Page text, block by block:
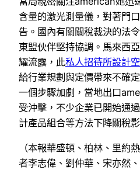
含量的激光測量儀，對著門
告。國內有關關稅裁決的法
東盟伙伴堅持協調。馬來西
耀流露，此私人招待所設計
給行業規劃與定價帶來不確
一個步驟加劇，當地出口
受沖擊，不少企業已開始通
計產品組合等方法下降關稅影
（本報華盛頓、柏林、里約
者李志偉、劉仲華、宋亦然、